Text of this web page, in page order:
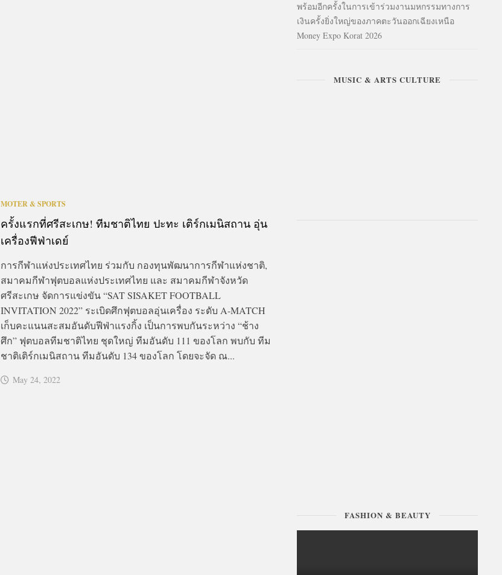
MOTER & SPORTS
ครั้งแรกที่ศรีสะเกษ! ทีมชาติไทย ปะทะ เติร์กเมนิสถาน อุ่น
เครื่องฟีฟ่าเดย์
การกีฬาแห่งประเทศไทย ร่วมกับ กองทุนพัฒนาการกีฬาแห่งชาติ,
สมาคมกีฬาฟุตบอลแห่งประเทศไทย และ สมาคมกีฬาจังหวัด
ศรีสะเกษ จัดการแข่งขัน “SAT SISAKET FOOTBALL
INVITATION 2022” ระเบิดศึกฟุตบอลอุ่นเครื่อง ระดับ A-MATCH
เก็บคะแนนสะสมอันดับฟีฟ่าแรงกิ้ง เป็นการพบกันระหว่าง “ช้าง
ศึก” ฟุตบอลทีมชาติไทย ชุดใหญ่ ทีมอันดับ 111 ของโลก พบกับ ทีม
ชาติเติร์กเมนิสถาน ทีมอันดับ 134 ของโลก โดยจะจัด ณ...
May 24, 2022
พร้อมอีกครั้งในการเข้าร่วมงานมหกรรมทางการ
เงินครั้งยิ่งใหญ่ของภาคตะวันออกเฉียงเหนือ
Money Expo Korat 2026
MUSIC & ARTS CULTURE
FASHION & BEAUTY